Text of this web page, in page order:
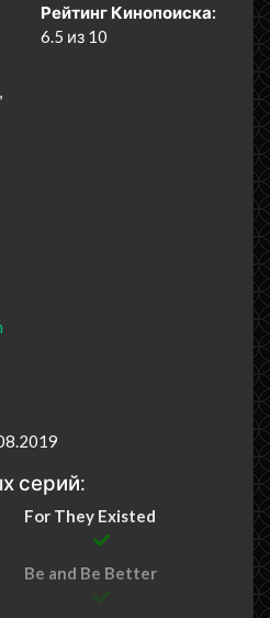
Рейтинг Кинопоиска:
6.5 из 10
серий:
For They Existed
Be and Be Better